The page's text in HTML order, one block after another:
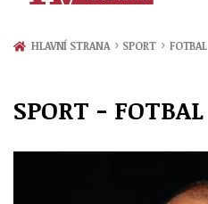
Zprávy
Politika
Kultura
Společnost
HLAVNÍ STRANA › SPORT › FOTBAL
SPORT - FOTBAL